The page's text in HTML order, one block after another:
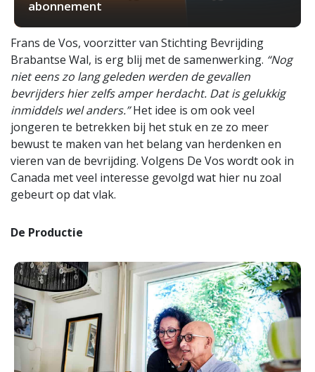
abonnement
Frans de Vos, voorzitter van Stichting Bevrijding
Brabantse Wal, is erg blij met de samenwerking. “Nog
niet eens zo lang geleden werden de gevallen
bevrijders hier zelfs amper herdacht. Dat is gelukkig
inmiddels wel anders.”Het idee is om ook veel
jongeren te betrekken bij het stuk en ze zo meer
bewust te maken van het belang van herdenken en
vieren van de bevrijding. Volgens De Vos wordt ook in
Canada met veel interesse gevolgd wat hier nu zoal
gebeurt op dat vlak.
De Productie